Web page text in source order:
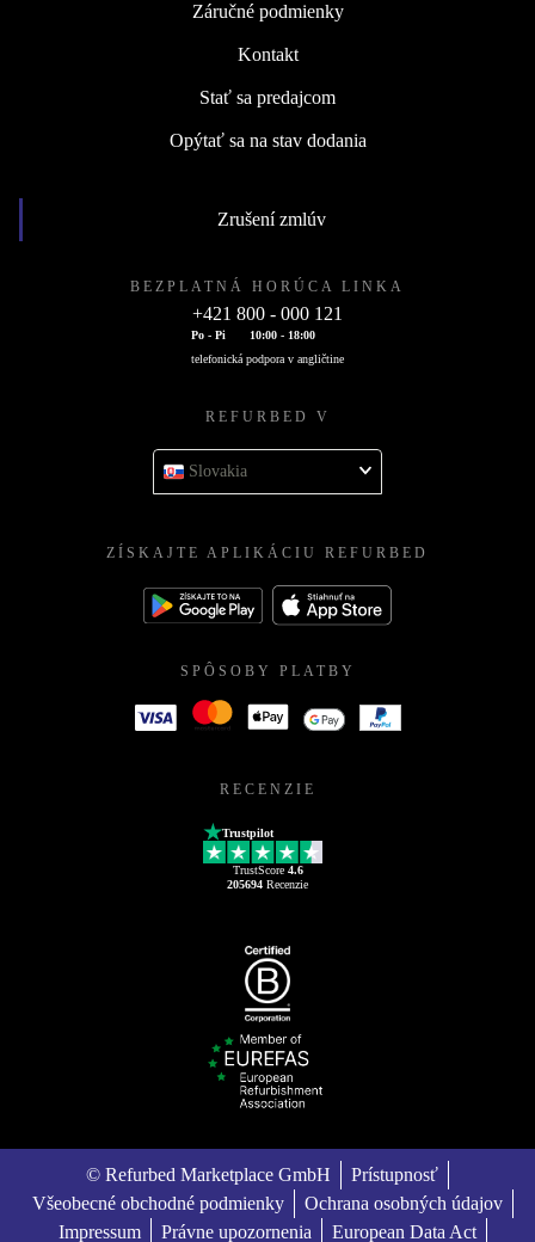
Záručné podmienky
Kontakt
Stať sa predajcom
Opýtať sa na stav dodania
Zrušení zmlúv
BEZPLATNÁ HORÚCA LINKA
+421 800 - 000 121
Po - Pi
10:00 - 18:00
telefonická podpora v angličtine
REFURBED V
Slovakia
ZÍSKAJTE APLIKÁCIU REFURBED
SPÔSOBY PLATBY
RECENZIE
Trustpilot
TrustScore 4.6
205694 Recenzie
© Refurbed Marketplace GmbH
Prístupnosť
Všeobecné obchodné podmienky
Ochrana osobných údajov
Impressum
Právne upozornenia European Data Act